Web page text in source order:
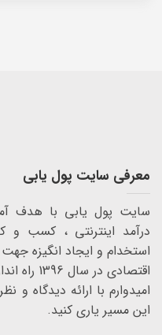
معرفی سایت پول یابی
سایت پول یابی با هدف
درآمد اینترنتی ، کسب و
استخدام و ایجاد انگیزه
اقتصادی در سال 1396 راه اندازی شد.
امیدوارم با ارائه دیدگاه و
این مسیر یاری کنید.